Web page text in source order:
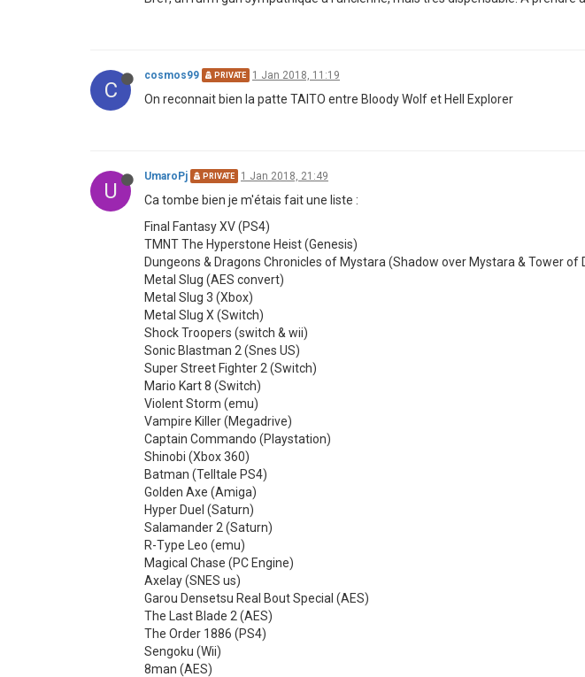
C
cosmos99 PRIVATE 1 Jan 2018, 11:19
On reconnait bien la patte TAITO entre Bloody Wolf et Hell Explorer
U
UmaroPj PRIVATE 1 Jan 2018, 21:49
Ca tombe bien je m'étais fait une liste :
Final Fantasy XV (PS4)
TMNT The Hyperstone Heist (Genesis)
Dungeons & Dragons Chronicles of Mystara (Shadow over Mystara & Tower of
Metal Slug (AES convert)
Metal Slug 3 (Xbox)
Metal Slug X (Switch)
Shock Troopers (switch & wii)
Sonic Blastman 2 (Snes US)
Super Street Fighter 2 (Switch)
Mario Kart 8 (Switch)
Violent Storm (emu)
Vampire Killer (Megadrive)
Captain Commando (Playstation)
Shinobi (Xbox 360)
Batman (Telltale PS4)
Golden Axe (Amiga)
Hyper Duel (Saturn)
Salamander 2 (Saturn)
R-Type Leo (emu)
Magical Chase (PC Engine)
Axelay (SNES us)
Garou Densetsu Real Bout Special (AES)
The Last Blade 2 (AES)
The Order 1886 (PS4)
Sengoku (Wii)
8man (AES)